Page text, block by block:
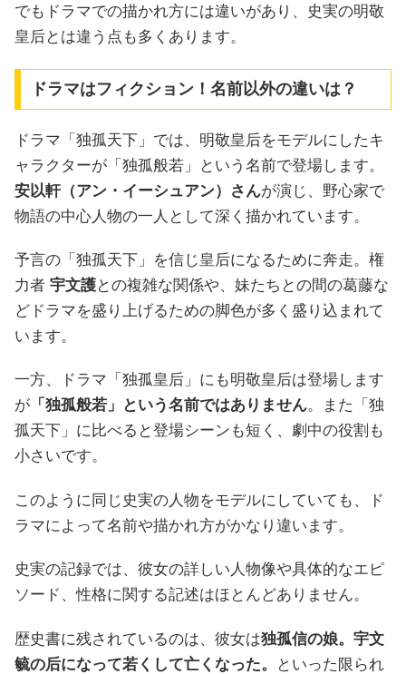
でもドラマでの描かれ方には違いがあり、史実の明敬
皇后とは違う点も多くあります。
ドラマはフィクション！名前以外の違いは？
ドラマ「独孤天下」では、明敬皇后をモデルにしたキ
ャラクターが「独孤般若」という名前で登場します。
安以軒（アン・イーシュアン）さんが演じ、野心家で
物語の中心人物の一人として深く描かれています。
予言の「独孤天下」を信じ皇后になるために奔走。権
力者 宇文護との複雑な関係や、妹たちとの間の葛藤な
どドラマを盛り上げるための脚色が多く盛り込まれて
います。
一方、ドラマ「独孤皇后」にも明敬皇后は登場します
が 「独孤般若」という名前ではありません。また「独
孤天下」に比べると登場シーンも短く、劇中の役割も
小さいです。
このように同じ史実の人物をモデルにしていても、ド
ラマによって名前や描かれ方がかなり違います。
史実の記録では、彼女の詳しい人物像や具体的なエピ
ソード、性格に関する記述はほとんどありません。
歴史書に残されているのは、彼女は独孤信の娘。宇文
毓の后になって若くして亡くなった。
といった限られ